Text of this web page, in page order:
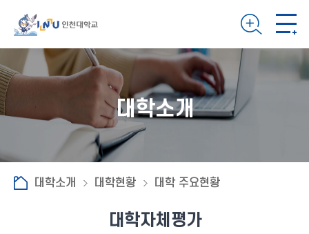
대학소개
대학소개 대학현황 대학 주요현황
대학자체평가